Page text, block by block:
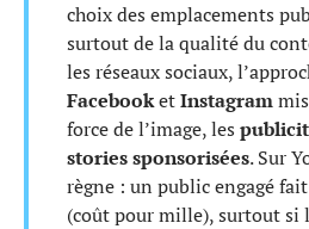
choix des emplacements
surtout de la qualité du
les réseaux sociaux,
FacebooketInstagram
force de l’image, les
stories sponsorisées. Sur
règne : un public engagé
(coût pour mille), surtout si